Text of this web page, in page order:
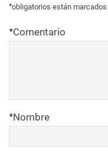
obligatorios están
*
Comentario
*
Nombre
*